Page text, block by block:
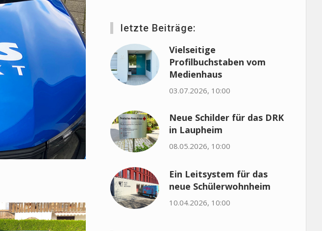
letzte Beiträge:
Vielseitige
Profilbuchstaben vom
Medienhaus
03.07.2026, 10:00
Neue Schilder für das DRK
in Laupheim
08.05.2026, 10:00
Ein Leitsystem für das
neue Schülerwohnheim
10.04.2026, 10:00